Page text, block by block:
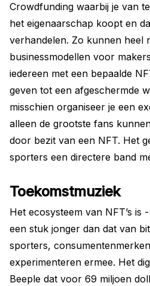
Crowdfunding waarbij je van
het eigenaarschap koopt en
verhandelen. Zo kunnen heel
businessmodellen voor
iedereen met een bepaalde
geven tot een afgeschermde
misschien organiseer je een
alleen de grootste fans
door bezit van een NFT. Het
sporters een directere band
Toekomstmuziek
Het ecosysteem van NFT’s is
een stuk jonger dan dat van
sporters,
experimenteren ermee. Het
Beeple dat voor 69 miljoen